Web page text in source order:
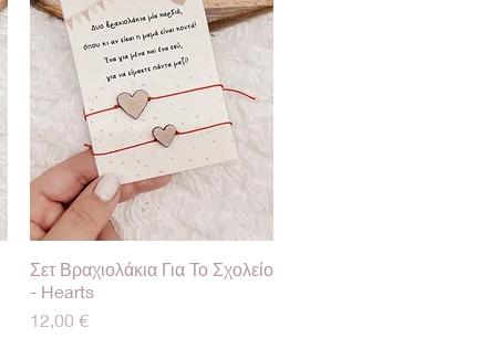
Γρήγορη προβολή
Σετ Βραχιολάκια Για Το Σχολείο
- Hearts
Τιμή
12,00 €